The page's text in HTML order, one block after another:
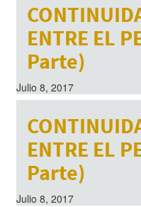
ENTRE EL
Parte)
Julio 8, 2017
ENTRE EL
Parte)
Julio 8, 2017